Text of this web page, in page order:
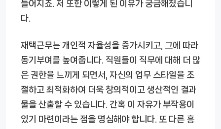
들어지죠. 저 또한 이렇게 된 이유가 궁금해졌습니
다.
재택근무는 개인적 자율성을 증가시키고, 그에 따라
동기부여를 높여줍니다. 직원들이 직무에 대해 더 많
은 권한을 느끼게 되면서, 자신의 업무 스타일을 조
절하고 최적화하여 더욱 창의적이고 생산적인 결과
물을 산출할 수 있습니다. 간혹 이 자유가 부작용이
있기 마련이라는 점을 명심해야 합니다. 또 다른 흥